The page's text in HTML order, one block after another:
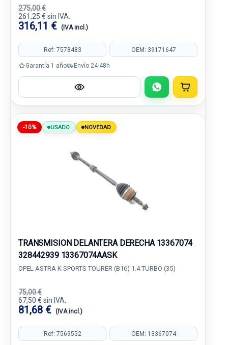
275,00 €
261,25 € sin IVA.
316,11 € (IVA incl.)
Ref: 7578483 OEM: 39171647
Garantía 1 año Envío 24-48h
-10% USADO NOVEDAD
TRANSMISION DELANTERA DERECHA 13367074
328442939 13367074AASK
OPEL ASTRA K SPORTS TOURER (B16) 1.4 TURBO (35)
75,00 €
67,50 € sin IVA.
81,68 € (IVA incl.)
Ref: 7569552 OEM: 13367074